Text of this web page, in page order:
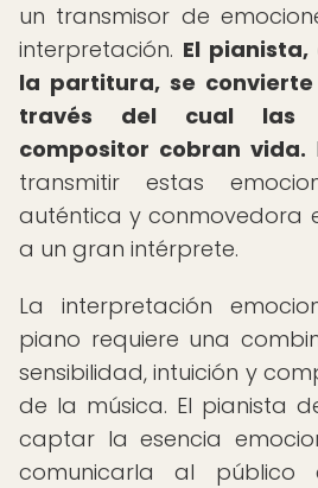
un transmisor de
interpretación. El
la partitura, se
través del cual las
compositor cobran vida.
transmitir estas
auténtica y conmovedora
a un gran intérprete.
La interpretación
piano requiere una
sensibilidad, intuición y
de la música. El pianista
captar la esencia
comunicarla al